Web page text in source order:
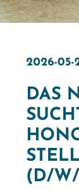
2026-05-
DAS
(D/